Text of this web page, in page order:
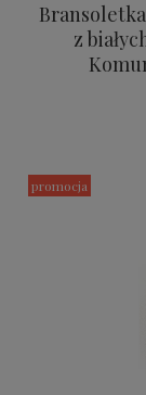
z
promocja